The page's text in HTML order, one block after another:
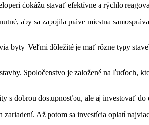
dokážu stavať efektívne a rýchlo
aby sa zapojila práve miestna
byty. Veľmi dôležité je mať rôzne typy
Spoločenstvo je založené na ľuďoch,
s dobrou dostupnosťou, ale aj investovať do
Až potom sa investícia oplatí